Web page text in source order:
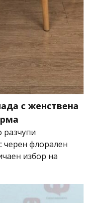
с женствена
черен флорален
избор на